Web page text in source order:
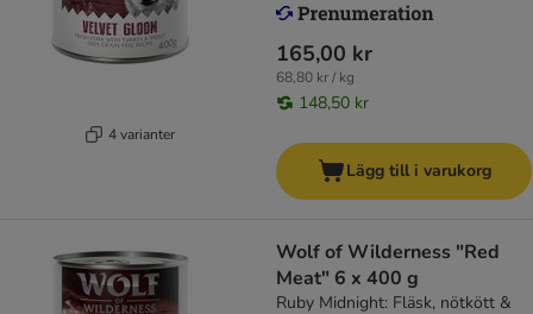
4 varianter
165,00 kr
68,80 kr / kg
148,50 kr
Lägg till i varukorg
Wolf of Wilderness "Red
Meat" 6 x 400 g
Ruby Midnight: Fläsk, nötkött &